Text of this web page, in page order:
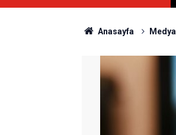
Anasayfa Medya